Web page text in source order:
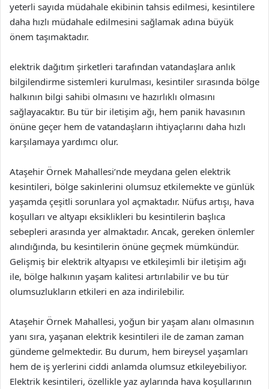
yeterli sayıda müdahale ekibinin tahsis edilmesi, kesintilere
daha hızlı müdahale edilmesini sağlamak adına büyük
önem taşımaktadır.
elektrik dağıtım şirketleri tarafından vatandaşlara anlık
bilgilendirme sistemleri kurulması, kesintiler sırasında bölge
halkının bilgi sahibi olmasını ve hazırlıklı olmasını
sağlayacaktır. Bu tür bir iletişim ağı, hem panik havasının
önüne geçer hem de vatandaşların ihtiyaçlarını daha hızlı
karşılamaya yardımcı olur.
Ataşehir Örnek Mahallesi’nde meydana gelen elektrik
kesintileri, bölge sakinlerini olumsuz etkilemekte ve günlük
yaşamda çeşitli sorunlara yol açmaktadır. Nüfus artışı, hava
koşulları ve altyapı eksiklikleri bu kesintilerin başlıca
sebepleri arasında yer almaktadır. Ancak, gereken önlemler
alındığında, bu kesintilerin önüne geçmek mümkündür.
Gelişmiş bir elektrik altyapısı ve etkileşimli bir iletişim ağı
ile, bölge halkının yaşam kalitesi artırılabilir ve bu tür
olumsuzlukların etkileri en aza indirilebilir.
Ataşehir Örnek Mahallesi, yoğun bir yaşam alanı olmasının
yanı sıra, yaşanan elektrik kesintileri ile de zaman zaman
gündeme gelmektedir. Bu durum, hem bireysel yaşamları
hem de iş yerlerini ciddi anlamda olumsuz etkileyebiliyor.
Elektrik kesintileri, özellikle yaz aylarında hava koşullarının